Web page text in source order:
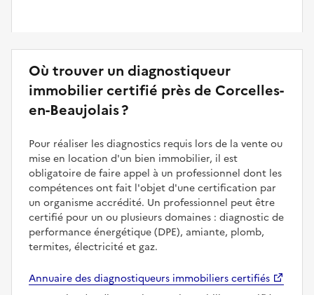
Où trouver un diagnostiqueur
immobilier certifié près de Corcelles-
en-Beaujolais ?
Pour réaliser les diagnostics requis lors de la vente ou
mise en location d'un bien immobilier, il est
obligatoire de faire appel à un professionnel dont les
compétences ont fait l'objet d'une certification par
un organisme accrédité. Un professionnel peut être
certifié pour un ou plusieurs domaines : diagnostic de
performance énergétique (DPE), amiante, plomb,
termites, électricité et gaz.
Annuaire des diagnostiqueurs immobiliers certifiés